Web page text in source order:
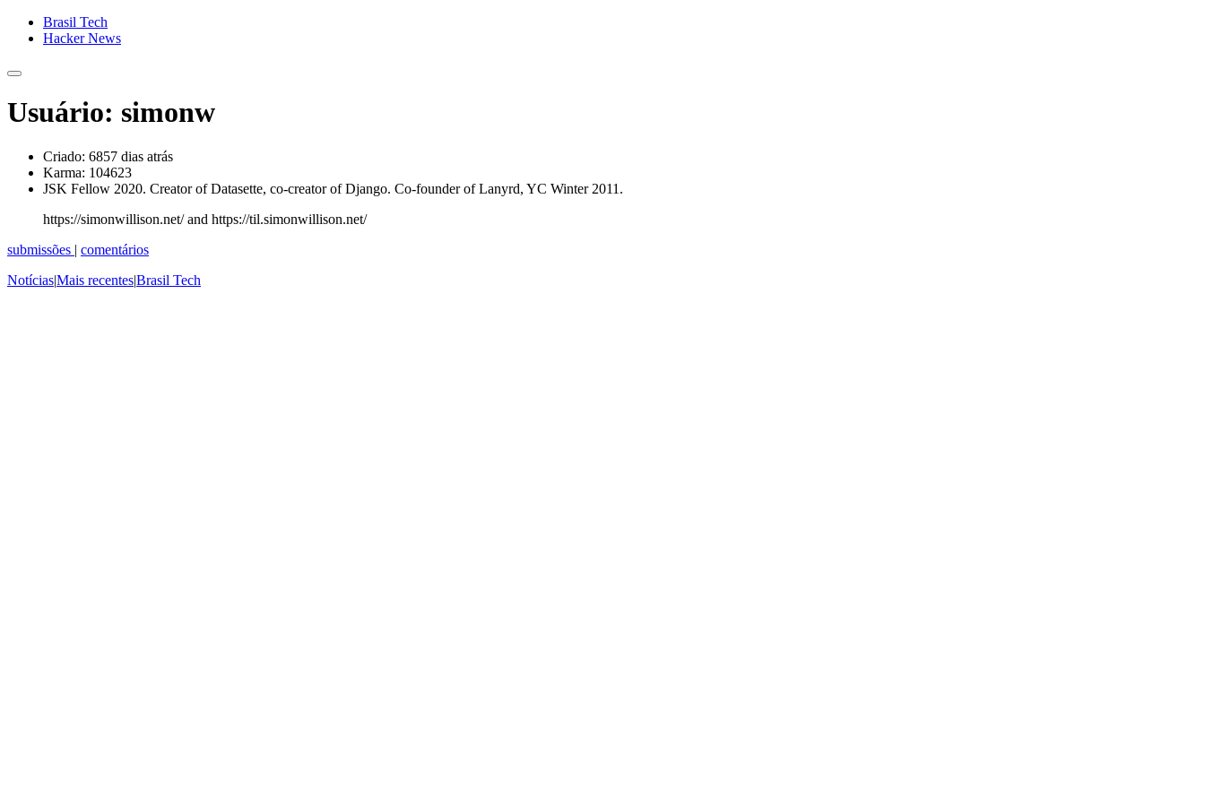
Brasil Tech
Hacker News
Usuário: simonw
Criado: 6857 dias atrás
Karma: 104623
JSK Fellow 2020. Creator of Datasette, co-creator of Django. Co-founder of Lanyrd, YC Winter 2011.
https://simonwillison.net/ and https://til.simonwillison.net/
submissões | comentários
Notícias|Mais recentes|Brasil Tech